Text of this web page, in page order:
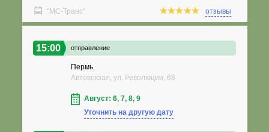
"МС-Транс" отзывы
15:00 отправление
Пермь
Автовокзал, ул. Революции, 68
Август: 6, 7, 8, 9
Уточнить на другую дату